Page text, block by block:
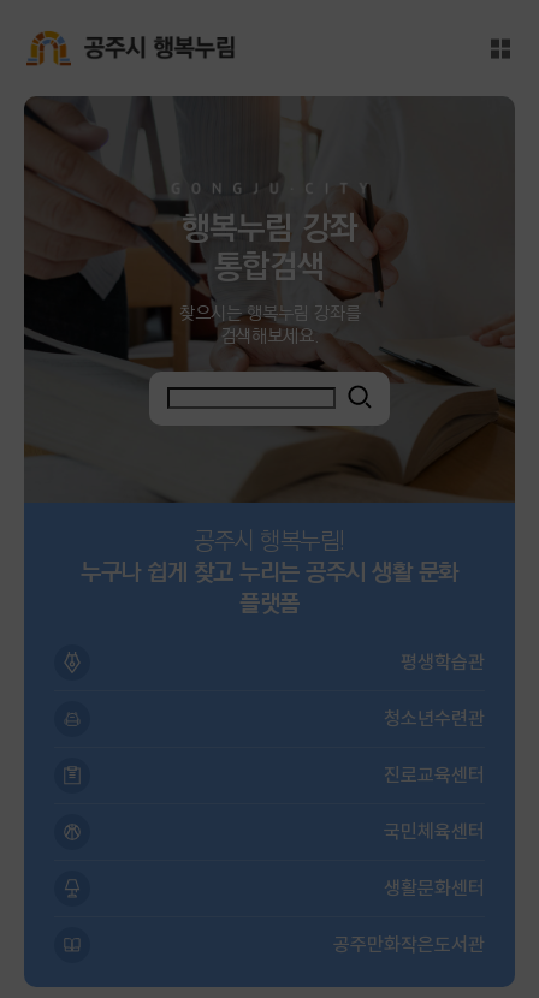
전체
행복누림 강좌
통합검색
찾으시는 행복누림 강좌를
검색해보세요.
공주시 행복누림!
누구나 쉽게 찾고 누리는 공주시 생활 문화
플랫폼
평생학습관
청소년수련관
진로교육센터
국민체육센터
생활문화센터
공주만화작은도서관